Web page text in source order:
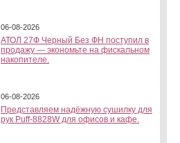
06-08-2026
АТОЛ 27Ф Черный Без ФН поступил в
продажу — экономьте на фискальном
накопителе.
06-08-2026
Представляем надёжную сушилку для
рук Puff-8828W для офисов и кафе.